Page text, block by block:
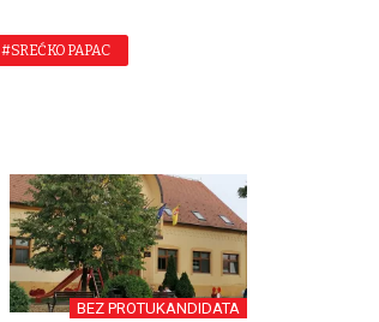
#SREĆKO PAPAC
BEZ PROTUKANDIDATA